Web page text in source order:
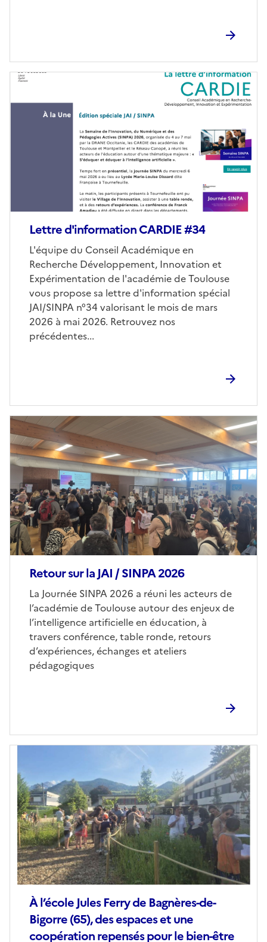
Lettre d'information CARDIE #34
Corps
L'équipe du Conseil Académique en
Recherche Développement, Innovation et
Expérimentation de l'académie de Toulouse
vous propose sa lettre d'information spécial
JAI/SINPA n°34 valorisant le mois de mars
2026 à mai 2026. Retrouvez nos
précédentes...
Image
couverture
Retour sur la JAI / SINPA 2026
Corps
La Journée SINPA 2026 a réuni les acteurs de
l’académie de Toulouse autour des enjeux de
l’intelligence artificielle en éducation, à
travers conférence, table ronde, retours
d’expériences, échanges et ateliers
pédagogiques
Image
de
couverture
(conseillée)
À l’école Jules Ferry de Bagnères-de-
Bigorre (65), des espaces et une
coopération repensés pour le bien-être
couverture
(conseillée)